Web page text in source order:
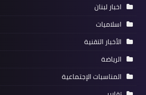
أخبار متنوعة
صور وتفاصيل من جريمة قتل الأم
اخبار لبنان
اسلاميات
الأخبار التقنية
الرياضة
المناسبات الإجتماعية